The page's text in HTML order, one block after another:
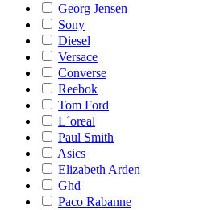
Georg Jensen
Sony
Diesel
Versace
Converse
Reebok
Tom Ford
L´oreal
Paul Smith
Asics
Elizabeth Arden
Ghd
Paco Rabanne